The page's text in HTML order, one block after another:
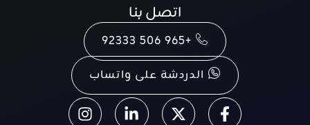
اتصل بنا
+965 506 92333
الدردشة على واتساب